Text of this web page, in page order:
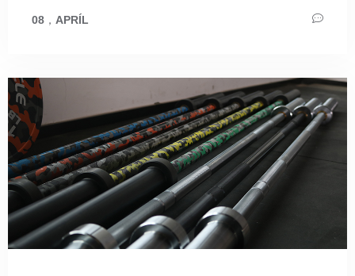
08 ， APRÍL